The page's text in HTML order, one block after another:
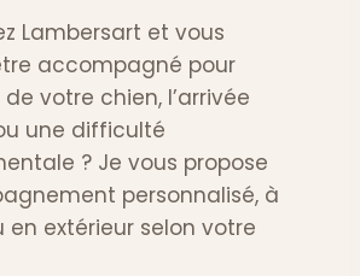
Lambersart et vous
accompagné pour
votre chien, l’arrivée
une difficulté
? Je vous propose
personnalisé, à
en extérieur selon votre